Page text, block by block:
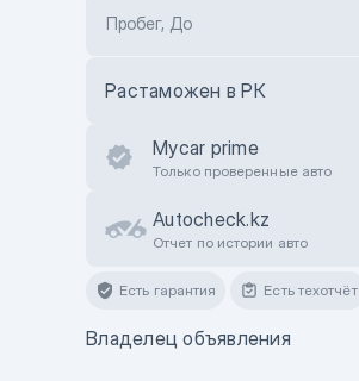
Пробег, До
Растаможен в РК
Mycar prime
Только проверенные авто
Autocheck.kz
Отчет по истории авто
Есть гарантия Есть техотчёт
Владелец объявления